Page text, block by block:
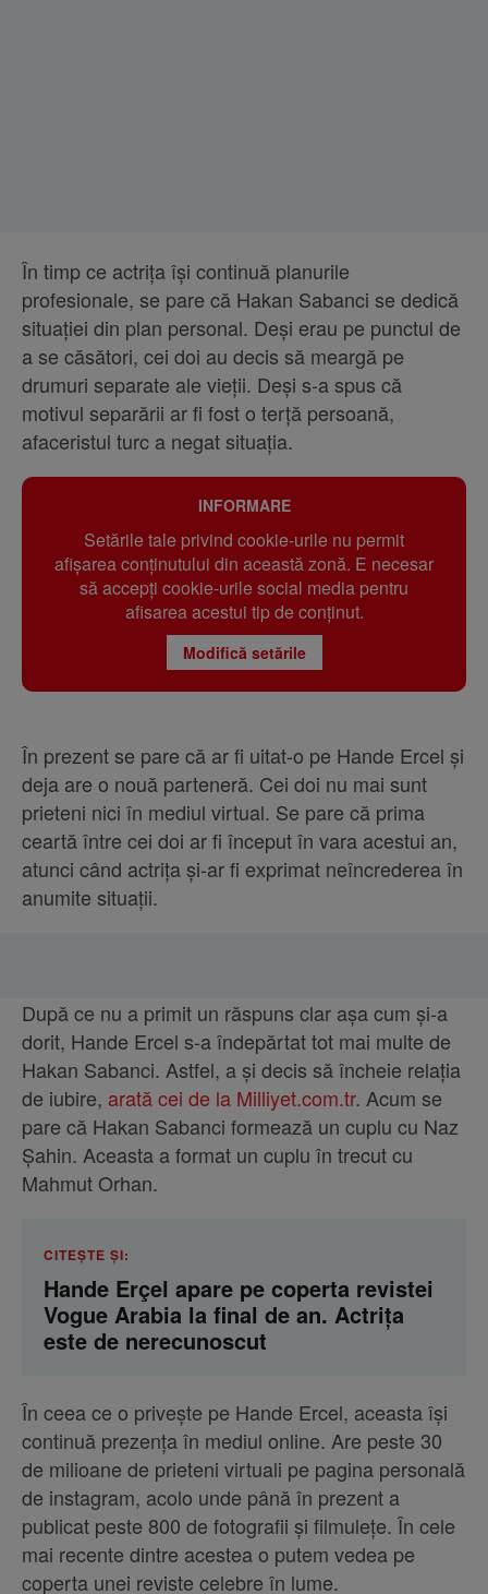
În timp ce actrița își continuă planurile
profesionale, se pare că Hakan Sabanci se dedică
situației din plan personal. Deși erau pe punctul de
a se căsători, cei doi au decis să meargă pe
drumuri separate ale vieții. Deși s-a spus că
motivul separării ar fi fost o terță persoană,
afaceristul turc a negat situația.
INFORMARE
Setările tale privind cookie-urile nu permit
afișarea conținutului din această zonă. E necesar
să accepți cookie-urile social media pentru
afisarea acestui tip de conținut.
Modifică setările
În prezent se pare că ar fi uitat-o pe Hande Ercel și
deja are o nouă parteneră. Cei doi nu mai sunt
prieteni nici în mediul virtual. Se pare că prima
ceartă între cei doi ar fi început în vara acestui an,
atunci când actrița și-ar fi exprimat neîncrederea în
anumite situații.
După ce nu a primit un răspuns clar așa cum și-a
dorit, Hande Ercel s-a îndepărtat tot mai multe de
Hakan Sabanci. Astfel, a și decis să încheie relația
de iubire, arată cei de la Milliyet.com.tr. Acum se
pare că Hakan Sabanci formează un cuplu cu Naz
Șahin. Aceasta a format un cuplu în trecut cu
Mahmut Orhan.
CITEȘTE ȘI:
Hande Erçel apare pe coperta revistei
Vogue Arabia la final de an. Actrița
este de nerecunoscut
În ceea ce o privește pe Hande Ercel, aceasta își
continuă prezența în mediul online. Are peste 30
de milioane de prieteni virtuali pe pagina personală
de instagram, acolo unde până în prezent a
publicat peste 800 de fotografii și filmulețe. În cele
mai recente dintre acestea o putem vedea pe
coperta unei reviste celebre în lume.